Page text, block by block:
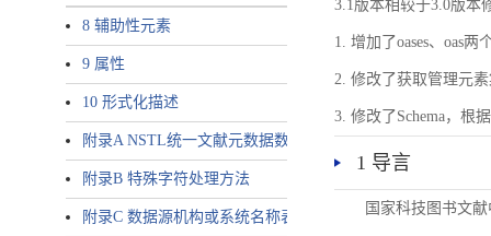
8 辅助性元素
9 属性
10 形式化描述
附录A NSTL统一文献元数据数据唯一标识符规则
附录B 特殊字符处理方法
附录C 数据源机构或系统名称表
3.1版本相较于3.0版本
1. 增加了oases、oas
2. 修改了获取管理元
3. 修改了Schema，根
1 导言
国家科技图书文